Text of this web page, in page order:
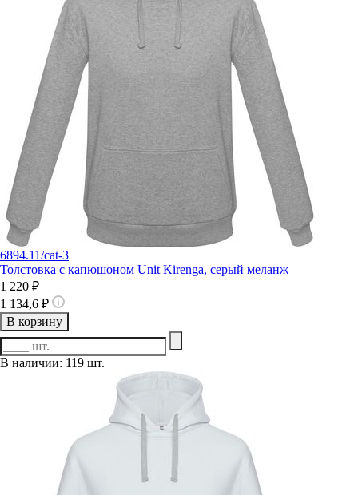
6894.11/cat-3
Толстовка с капюшоном Unit Kirenga, серый меланж
1 220 ₽
1 134,6 ₽
В корзину
В наличии: 119 шт.